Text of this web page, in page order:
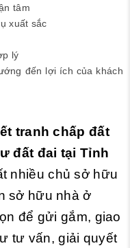
tâm
xuất sắc
lý
đến lợi ích của khách
tranh chấp đất
đất đai tại Tỉnh
nhiều chủ sở hữu
sở hữu nhà ở
để gửi gắm, giao
tư vấn, giải quyết